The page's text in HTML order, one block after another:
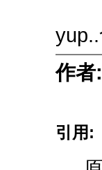
作者:
引用: